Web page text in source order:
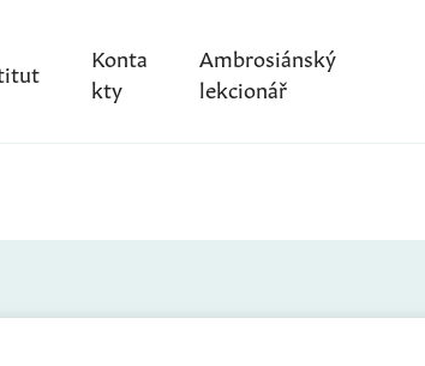
Konta
kty
Ambrosiánský
lekcionář